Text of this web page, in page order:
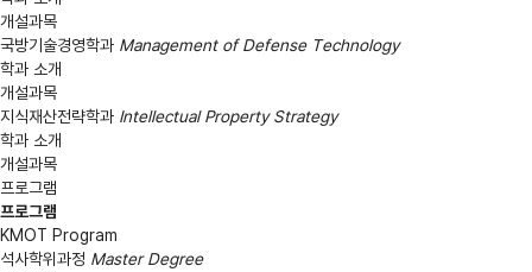
개설과목
국방기술경영학과 Management of Defense Technology
학과 소개
개설과목
지식재산전략학과 Intellectual Property Strategy
학과 소개
개설과목
프로그램
프로그램
KMOT Program
석사학위과정 Master Degree